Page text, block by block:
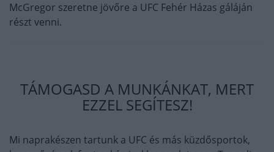
McGregor szeretne jövőre a UFC Fehér Házas gáláján
részt venni.
TÁMOGASD A MUNKÁNKAT, MERT
EZZEL SEGÍTESZ!
Mi naprakészen tartunk a UFC és más küzdősportok,